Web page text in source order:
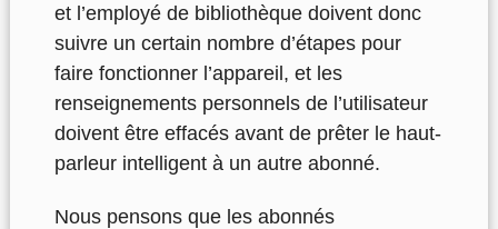
et l’employé de bibliothèque doivent donc
suivre un certain nombre d’étapes pour
faire fonctionner l’appareil, et les
renseignements personnels de l’utilisateur
doivent être effacés avant de prêter le haut-
parleur intelligent à un autre abonné.
Nous pensons que les abonnés